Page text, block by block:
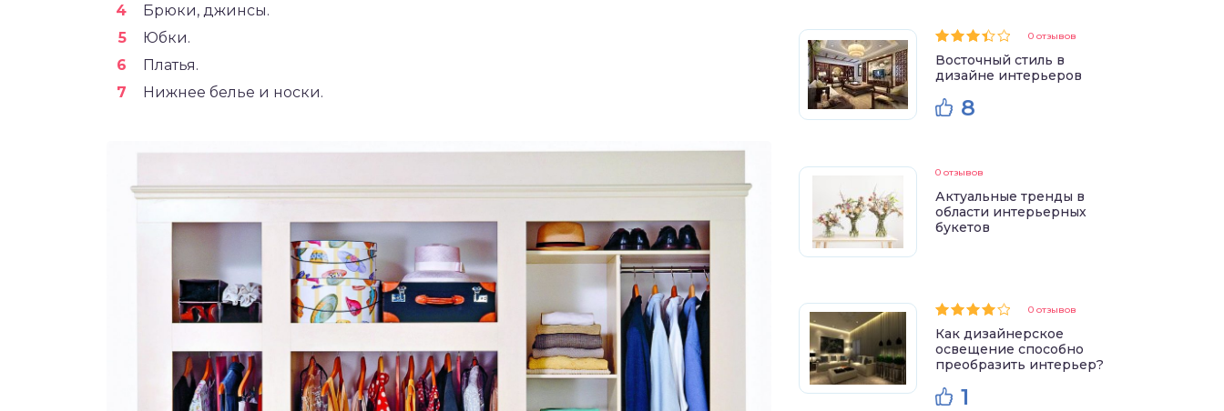
Брюки, джинсы.
Юбки.
Платья.
Нижнее белье и носки.
0 отзывов
Восточный стиль в
дизайне интерьеров
8
0 отзывов
Актуальные тренды в
области интерьерных
букетов
0 отзывов
Как дизайнерское
освещение способно
преобразить интерьер?
1